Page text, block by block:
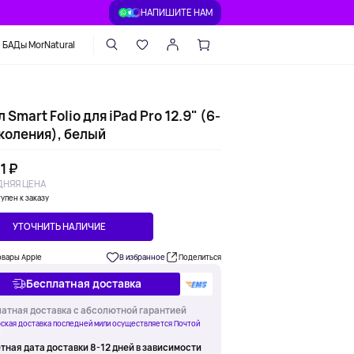
НАПИШИТЕ НАМ
БАДы MorNatural
Smart Folio для iPad Pro 12.9" (6-
белый
₽
ЦЕНА
к заказу
УТОЧНИТЬ НАЛИЧИЕ
Apple В избранное Поделиться
Бесплатная доставка
доставка с абсолютной гарантией
доставка последней мили осуществляется Почтой
дата доставки 8-12 дней в зависимости